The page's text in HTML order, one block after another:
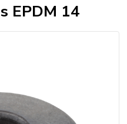
EPDM 14